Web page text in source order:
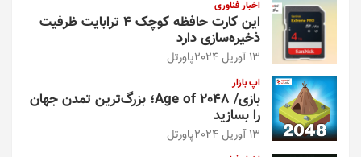
اخبار فناوری
این کارت حافظه کوچک ۴ ترابایت ظرفیت
ذخیره‌سازی دارد
13 آوریل 2024 پاورتل
اپ بازار
بازی/ Age of 2048؛ بزرگ‌ترین تمدن جهان
را بسازید
13 آوریل 2024 پاورتل